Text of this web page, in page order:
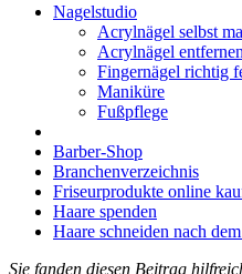
Nagelstudio
Acrylnägel selbst
Acrylnägel entfernen
Fingernägel richtig
Maniküre
Fußpflege
Barber-Shop
Branchenverzeichnis
Friseurprodukte online
Haare spenden
Haare schneiden nach
Sie fanden diesen Beitrag